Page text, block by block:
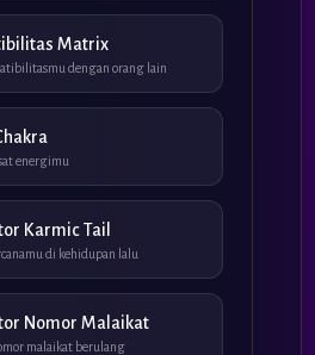
Matrix
dengan orang lain
energimu
Karmic Tail
di kehidupan lalu
Nomor Malaikat
malaikat berulang